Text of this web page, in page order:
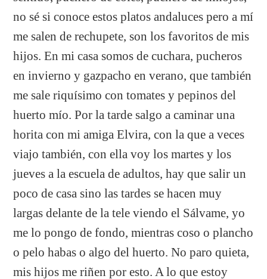
no sé si conoce estos platos andaluces pero a mí
me salen de rechupete, son los favoritos de mis
hijos. En mi casa somos de cuchara, pucheros
en invierno y gazpacho en verano, que también
me sale riquísimo con tomates y pepinos del
huerto mío. Por la tarde salgo a caminar una
horita con mi amiga Elvira, con la que a veces
viajo también, con ella voy los martes y los
jueves a la escuela de adultos, hay que salir un
poco de casa sino las tardes se hacen muy
largas delante de la tele viendo el Sálvame, yo
me lo pongo de fondo, mientras coso o plancho
o pelo habas o algo del huerto. No paro quieta,
mis hijos me riñen por esto. A lo que estoy